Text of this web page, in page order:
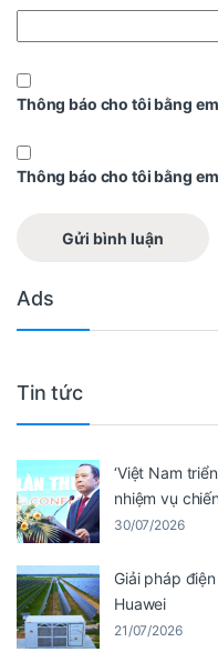
Thông báo cho tôi bằng
Thông báo cho tôi bằng
Ads
Tin tức
‘Việt Nam
nhiệm vụ
30/07/2026
Giải pháp
Huawei
21/07/2026